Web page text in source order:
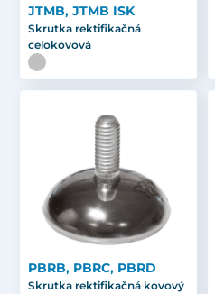
JTMB, JTMB ISK
Skrutka rektifikačná
celokovová
PBRB, PBRC, PBRD
Skrutka rektifikačná kovový